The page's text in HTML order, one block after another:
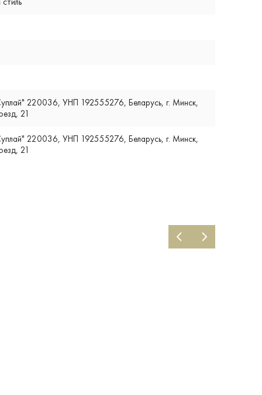
220036, УНП 192555276, Беларусь, г. Минск,
21
220036, УНП 192555276, Беларусь, г. Минск,
21